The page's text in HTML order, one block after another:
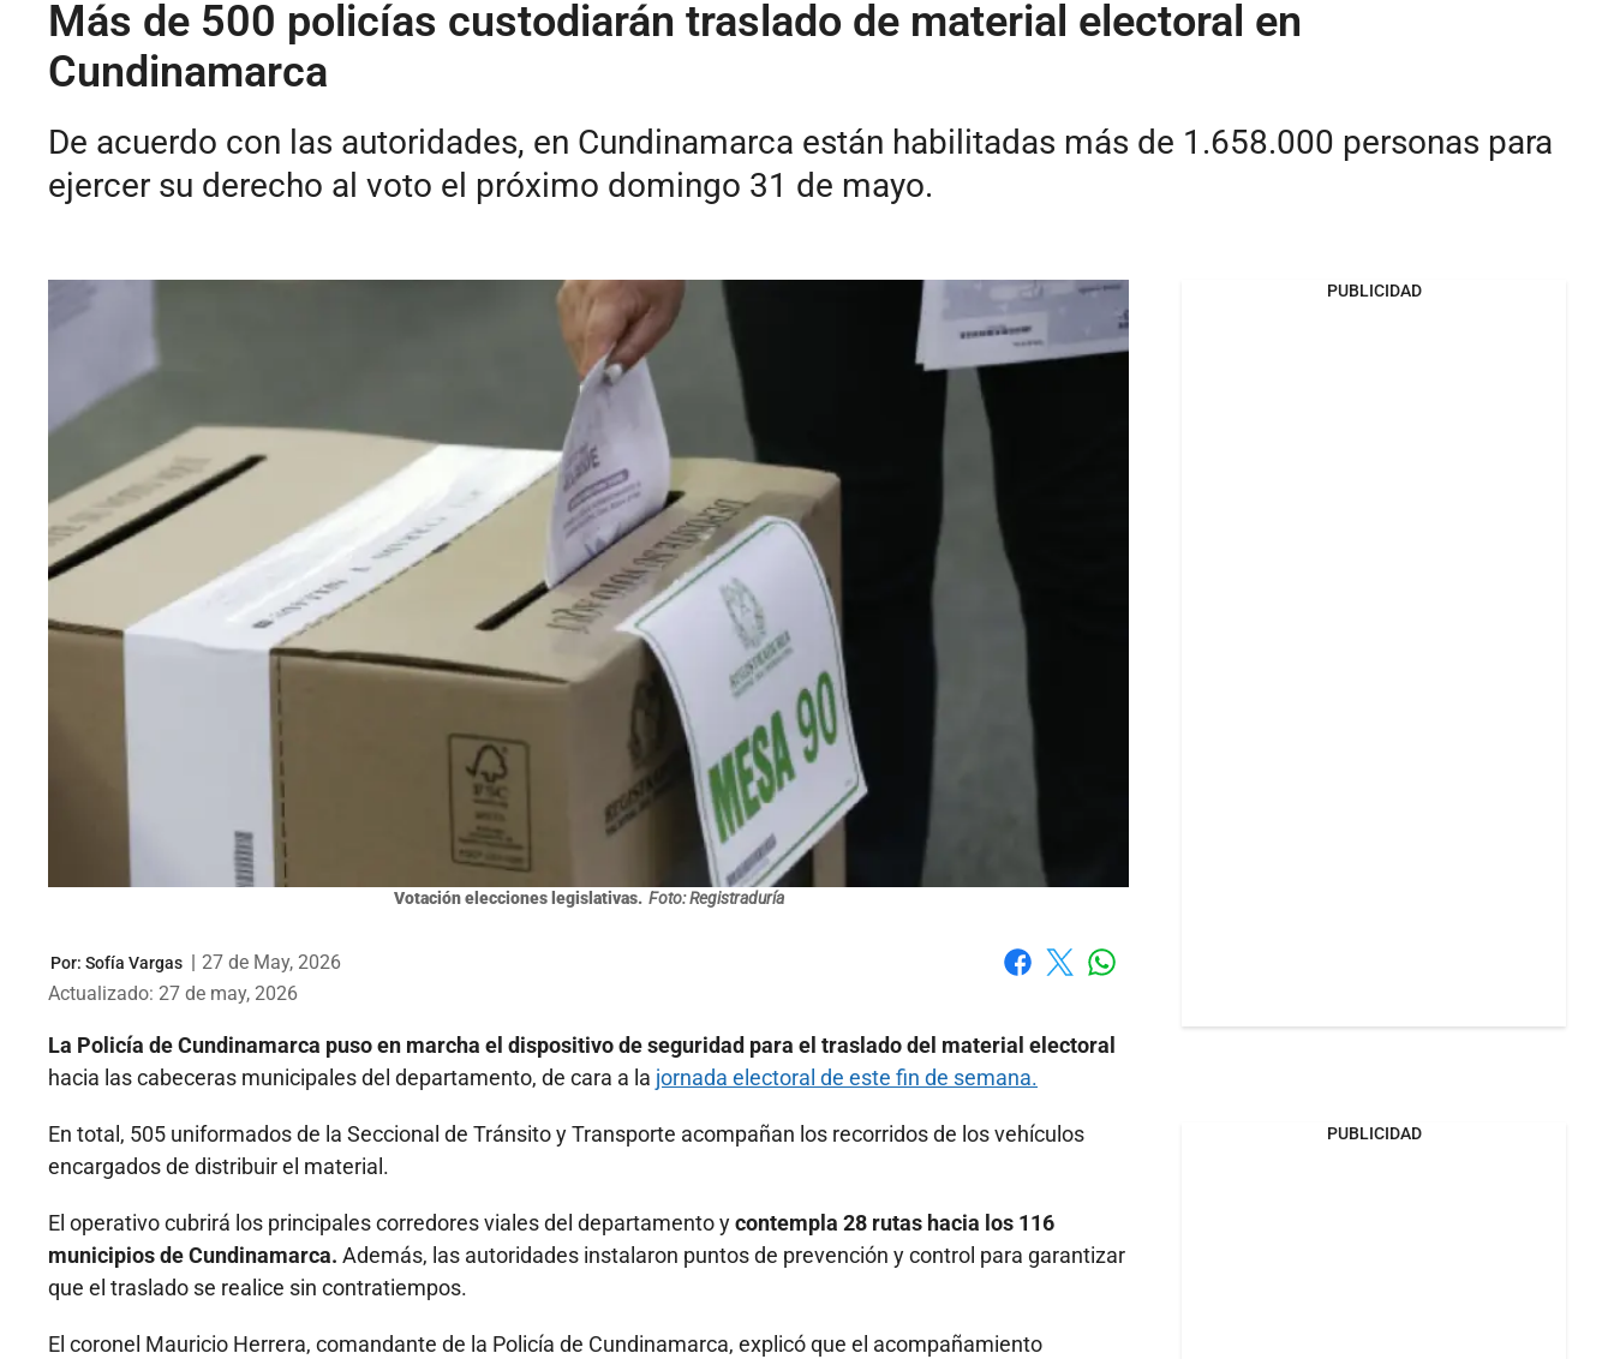
Más de 500 policías custodiarán traslado de material electoral en
Cundinamarca
De acuerdo con las autoridades, en Cundinamarca están habilitadas más de 1.658.000 personas para
ejercer su derecho al voto el próximo domingo 31 de mayo.
Votación elecciones legislativas. Foto: Registraduría
Por: Sofía Vargas | 27 de May, 2026
Actualizado: 27 de may, 2026
La Policía de Cundinamarca puso en marcha el dispositivo de seguridad para el traslado del material electoral
hacia las cabeceras municipales del departamento, de cara a la jornada electoral de este fin de semana.
En total, 505 uniformados de la Seccional de Tránsito y Transporte acompañan los recorridos de los vehículos
encargados de distribuir el material.
El operativo cubrirá los principales corredores viales del departamento ycontempla 28 rutas hacia los 116
municipios de Cundinamarca. Además, las autoridades instalaron puntos de prevención y control para garantizar
que el traslado se realice sin contratiempos.
El coronel Mauricio Herrera, comandante de la Policía de Cundinamarca, explicó que el acompañamiento
PUBLICIDAD
PUBLICIDAD